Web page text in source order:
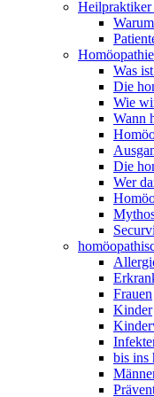
Heilpraktiker
Homöopathie
Was
Die
Wie
Wann
Die
Wer
Frauen
Kinder
bis ins